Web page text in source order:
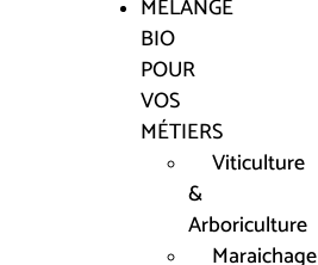
MÉLANGE
BIO
POUR
VOS
MÉTIERS
Viticulture
&
Arboriculture
Maraichage